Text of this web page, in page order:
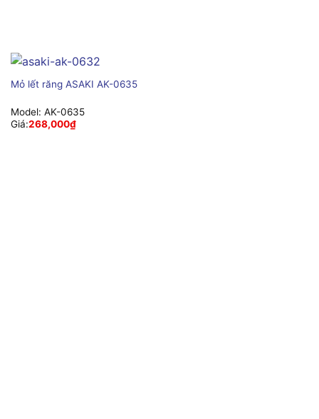
Mỏ lết răng ASAKI AK-0635
Model: AK-0635
Giá:268,000₫